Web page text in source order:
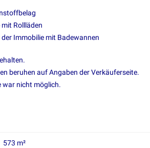
mit Rollläden
Immobilie mit Badewannen
beruhen auf Angaben der Verkäuferseite.
war nicht möglich.
573 m²